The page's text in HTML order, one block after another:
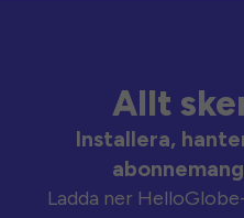
Allt
Installera,
Ladda ner